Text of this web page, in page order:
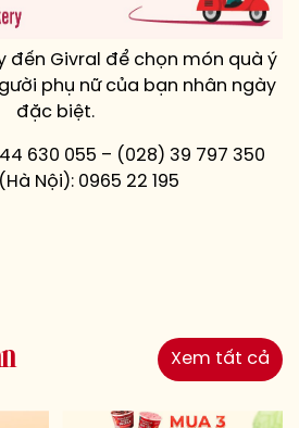
đến Givral để chọn món quà ý
phụ nữ của bạn nhân ngày
đặc biệt.
630 055 – (028) 39 797 350
Nội): 0965 22 195
n Xem tất cả